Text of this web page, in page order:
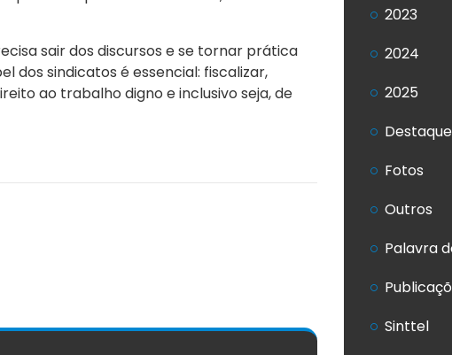
sair dos discursos e se tornar prática
dos sindicatos é essencial: fiscalizar,
ao trabalho digno e inclusivo seja, de
2023
2024
2025
Fotos
Outros
Palavra
Sinttel